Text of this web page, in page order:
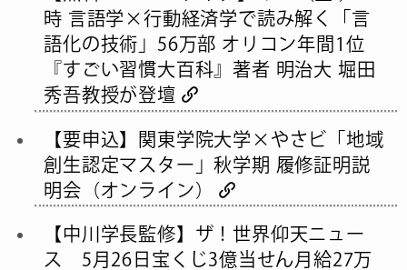
時 言語学×行動経済学で読み解く「言
語化の技術」56万部 オリコン年間1位
『すごい習慣大百科』著者 明治大 堀田
秀吾教授が登壇
【要申込】関東学院大学×やさビ「地域
創生認定マスター」秋学期 履修証明説
明会（オンライン）
【中川学長監修】ザ！世界仰天ニュー
ス 5月26日宝くじ3億当せん月給27万